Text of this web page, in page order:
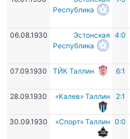
Республика
06.08.1930
Эстонская
Республика
4:0
07.09.1930
ТЙК Таллин 6:1
28.09.1930
«Калев» Таллин 2:1
30.09.1930
«Спорт» Таллин 0:0